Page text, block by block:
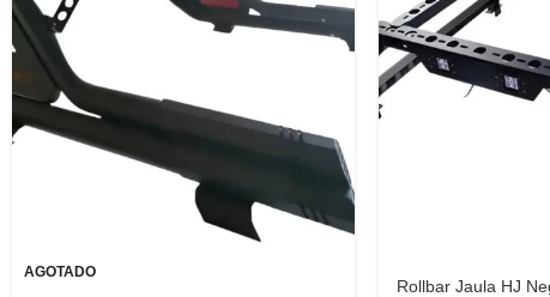
AGOTADO
Rollbar Jaula HJ